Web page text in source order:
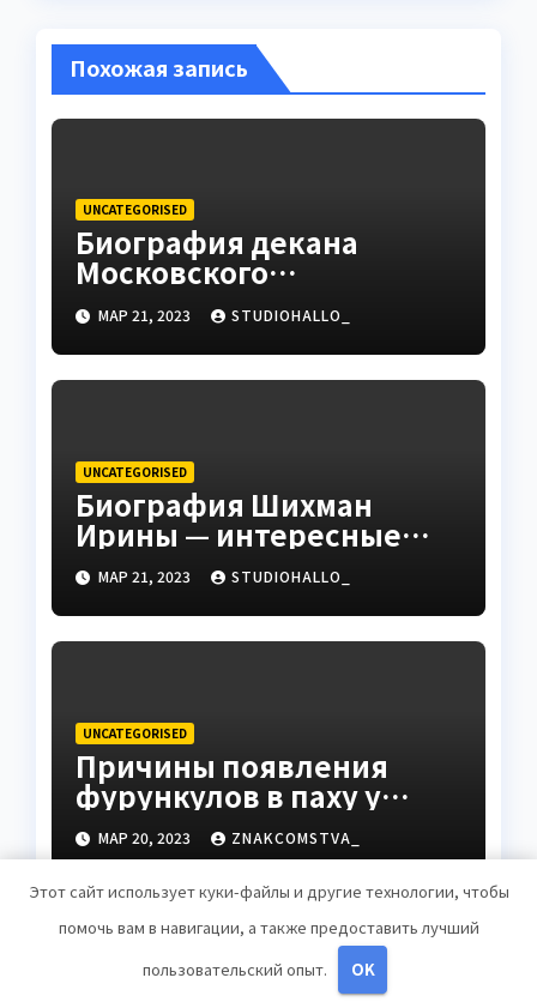
Похожая запись
UNCATEGORISED
Биография декана
Московского
государственного
университета Андрея
Сидорова — от студента
до руководителя
МАР 21, 2023 STUDIOHALLO_
UNCATEGORISED
Биография Шихман
Ирины — интересные
факты, достижения и
путь к успеху
МАР 21, 2023 STUDIOHALLO_
UNCATEGORISED
Причины появления
фурункулов в паху у
мужчин
МАР 20, 2023 ZNAKCOMSTVA_
Добавить комментарий
Этот сайт использует куки-файлы и другие технологии, чтобы
помочь вам в навигации, а также предоставить лучший
пользовательский опыт.
OK